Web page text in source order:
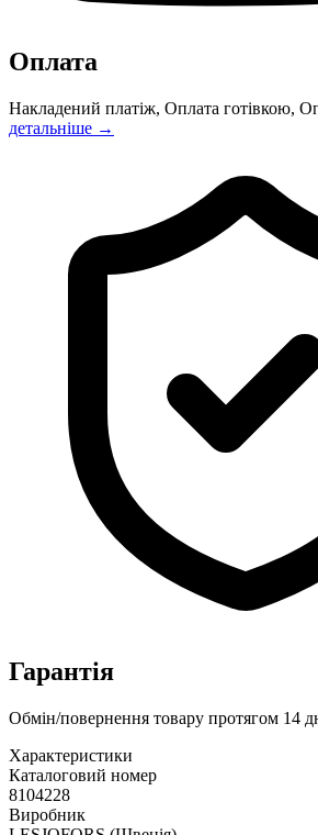
Оплата
Накладений платіж, Оплата готівкою,
детальніше →
Гарантія
Обмін/повернення товару протягом 14
Характеристики
Каталоговий номер
8104228
Виробник